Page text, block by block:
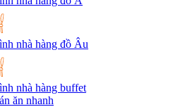
nhà hàng đồ Âu
nhà hàng buffet
ăn nhanh